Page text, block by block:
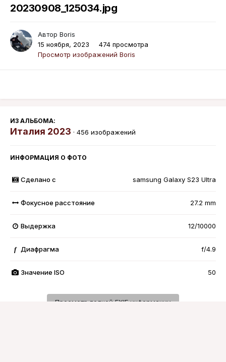
20230908_125034.jpg
Автор Boris
15 ноября, 2023
474 просмотра
Просмотр изображений Boris
ИЗ АЛЬБОМА:
Италия 2023 · 456 изображений
ИНФОРМАЦИЯ О ФОТО
Сделано с samsung Galaxy S23 Ultra
Фокусное расстояние 27.2 mm
Выдержка 12/10000
f Диафрагма f/4.9
Значение ISO 50
Просмотр полной EXIF информации